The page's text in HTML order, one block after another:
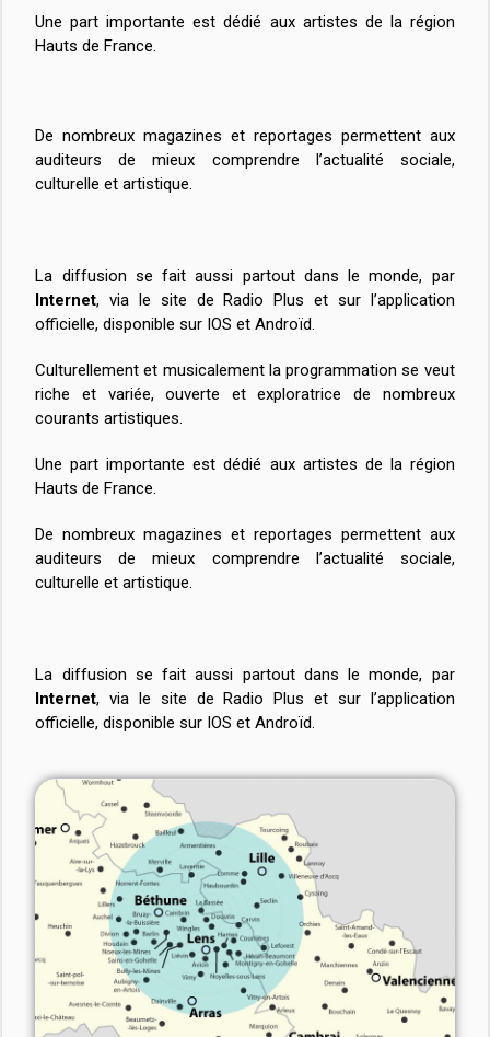
Une part importante est dédié aux artistes de la région
Hauts de France.
De nombreux magazines et reportages permettent aux
auditeurs de mieux comprendre l’actualité sociale,
culturelle et artistique.
La diffusion se fait aussi partout dans le monde, par
Internet, via le site de Radio Plus et sur l’application
officielle, disponible sur IOS et Androïd.
Culturellement et musicalement la programmation se veut
riche et variée, ouverte et exploratrice de nombreux
courants artistiques.
Une part importante est dédié aux artistes de la région
Hauts de France.
De nombreux magazines et reportages permettent aux
auditeurs de mieux comprendre l’actualité sociale,
culturelle et artistique.
La diffusion se fait aussi partout dans le monde, par
Internet, via le site de Radio Plus et sur l’application
officielle, disponible sur IOS et Androïd.